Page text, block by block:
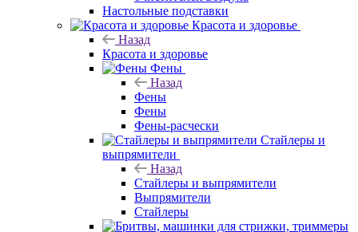
Настольные подставки
Красота и здоровье
Назад
Красота и здоровье
Фены
Назад
Фены
Фены
Фены-расчески
Стайлеры и
выпрямители
Назад
Стайлеры и выпрямители
Выпрямители
Стайлеры